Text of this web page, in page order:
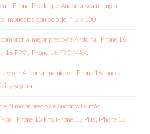
iPhone. Puede que Andorra sea un lugar
impuestos son solo del 4,5 x 100
al mejor precio de Andorra, iPhone 16,
16 PRO, iPhone 16 PRO MAX.
en Andorra, incluido el iPhone 16, puede
y segura
al mejor precio de Andorra Lo más
iPhone 15 Pro, iPhone 15 Plus, iPhone 15